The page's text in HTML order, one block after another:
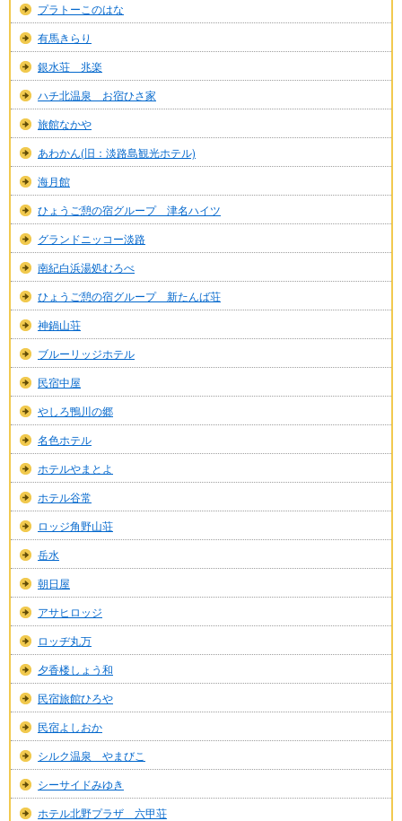
プラトーこのはな
有馬きらり
銀水荘 兆楽
ハチ北温泉 お宿ひさ家
旅館なかや
あわかん(旧：淡路島観光ホテル)
海月館
ひょうご憩の宿グループ 津名ハイツ
グランドニッコー淡路
南紀白浜湯処むろべ
ひょうご憩の宿グループ 新たんば荘
神鍋山荘
ブルーリッジホテル
民宿中屋
やしろ鴨川の郷
名色ホテル
ホテルやまとよ
ホテル谷常
ロッジ角野山荘
岳水
朝日屋
アサヒロッジ
ロッヂ丸万
夕香楼しょう和
民宿旅館ひろや
民宿よしおか
シルク温泉 やまびこ
シーサイドみゆき
ホテル北野プラザ 六甲荘